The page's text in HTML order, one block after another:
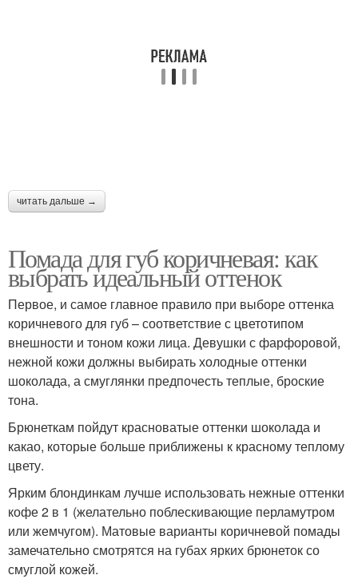
читать дальше →
Помада для губ коричневая: как
выбрать идеальный оттенок
Первое, и самое главное правило при выборе оттенка
коричневого для губ – соответствие с цветотипом
внешности и тоном кожи лица. Девушки с фарфоровой,
нежной кожи должны выбирать холодные оттенки
шоколада, а смуглянки предпочесть теплые, броские
тона.
Брюнеткам пойдут красноватые оттенки шоколада и
какао, которые больше приближены к красному теплому
цвету.
Ярким блондинкам лучше использовать нежные оттенки
кофе 2 в 1 (желательно поблескивающие перламутром
или жемчугом). Матовые варианты коричневой помады
замечательно смотрятся на губах ярких брюнеток со
смуглой кожей.